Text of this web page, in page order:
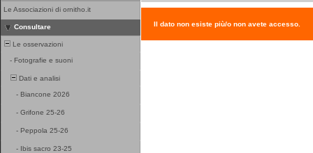
Le Associazioni di ornitho.it
Consultare
Le osservazioni
- Fotografie e suoni
Dati e analisi
- Biancone 2026
- Grifone 25-26
- Peppola 25-26
- Ibis sacro 23-25
Il dato non esiste più/o non avete accesso.